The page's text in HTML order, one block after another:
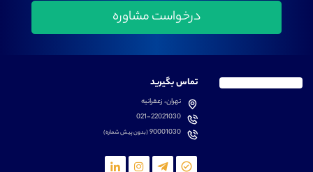
تماس بگیرید
تهران، زعفرانیه
021-22021030
90001030(بدون پیش شماره)